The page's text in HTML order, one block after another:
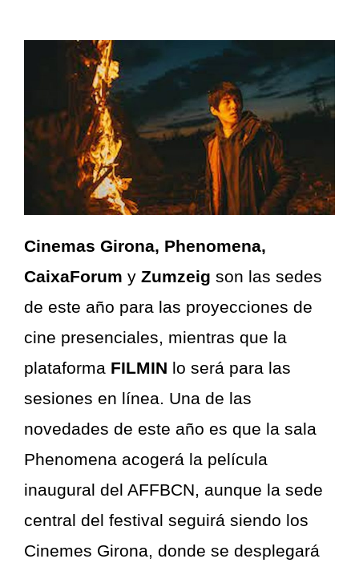
Cinemas Girona, Phenomena,
CaixaForum y Zumzeig son las sedes
de este año para las proyecciones de
cine presenciales, mientras que la
plataforma FILMIN lo será para las
sesiones en línea. Una de las
novedades de este año es que la sala
Phenomena acogerá la película
inaugural del AFFBCN, aunque la sede
central del festival seguirá siendo los
Cinemes Girona, donde se desplegará